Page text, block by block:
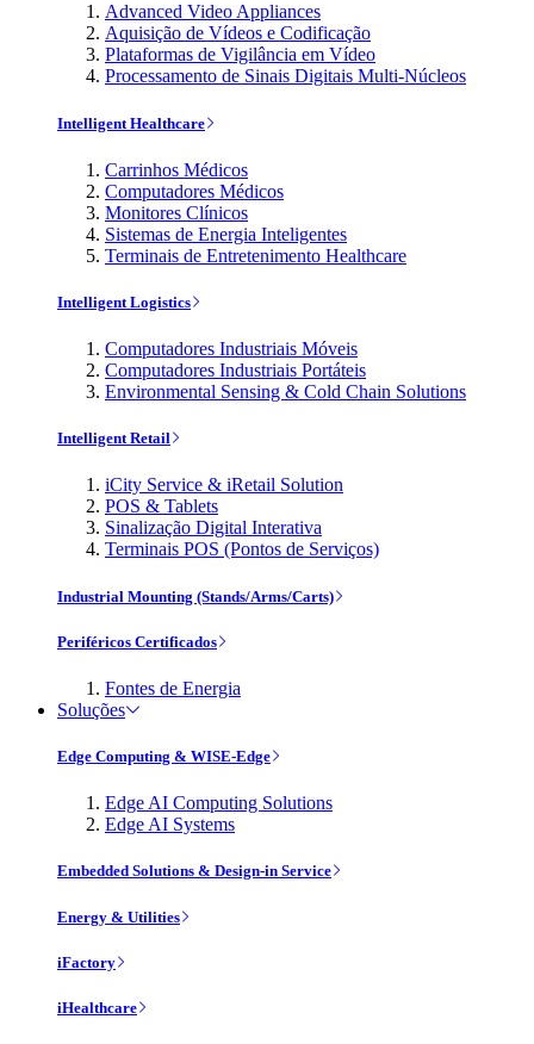
Advanced Video Appliances
Aquisição de Vídeos e Codificação
Plataformas de Vigilância em Vídeo
Processamento de Sinais Digitais Multi-Núcleos
Intelligent Healthcare
Carrinhos Médicos
Computadores Médicos
Monitores Clínicos
Sistemas de Energia Inteligentes
Terminais de Entretenimento Healthcare
Intelligent Logistics
Computadores Industriais Móveis
Computadores Industriais Portáteis
Environmental Sensing & Cold Chain Solutions
Intelligent Retail
iCity Service & iRetail Solution
POS & Tablets
Sinalização Digital Interativa
Terminais POS (Pontos de Serviços)
Industrial Mounting (Stands/Arms/Carts)
Periféricos Certificados
Fontes de Energia
Soluções
Edge Computing & WISE-Edge
Edge AI Computing Solutions
Edge AI Systems
Embedded Solutions & Design-in Service
Energy & Utilities
iFactory
iHealthcare